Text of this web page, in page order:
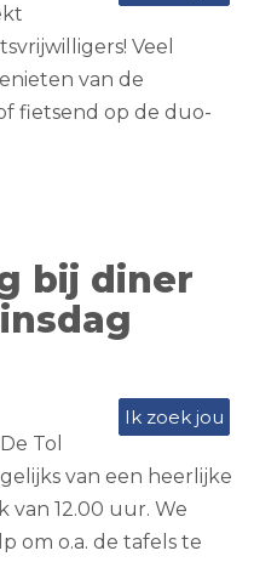
Veel
van de
fietsend op de duo-
bij diner
Ik zoek jou
Tol
van een heerlijke
van 12.00 uur. We
om o.a. de tafels te